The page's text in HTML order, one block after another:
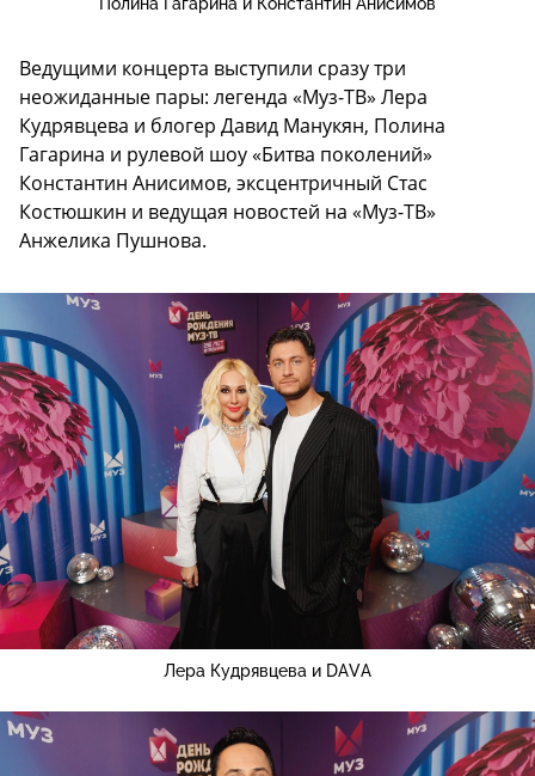
Ведущими концерта выступили сразу три
неожиданные пары: легенда «Муз-ТВ» Лера
Кудрявцева и блогер Давид Манукян, Полина
Гагарина и рулевой шоу «Битва поколений»
Константин Анисимов, эксцентричный Стас
Костюшкин и ведущая новостей на «Муз-ТВ»
Анжелика Пушнова.
Лера Кудрявцева и DAVA